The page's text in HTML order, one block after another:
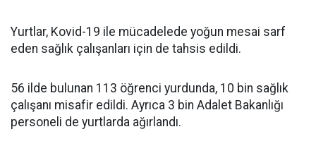
Yurtlar, Kovid-19 ile mücadelede yoğun mesai sarf
eden sağlık çalışanları için de tahsis edildi.
56 ilde bulunan 113 öğrenci yurdunda, 10 bin sağlık
çalışanı misafir edildi. Ayrıca 3 bin Adalet Bakanlığı
personeli de yurtlarda ağırlandı.